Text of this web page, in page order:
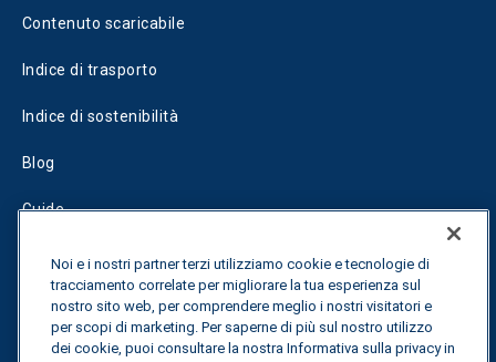
Contenuto scaricabile
Indice di trasporto
Indice di sostenibilità
Blog
Guide
Fuel Savings Calculator
Calcolatore di ottimizzazione dei trasporti
Tracciamento delle tariffe
Noi e i nostri partner terzi utilizziamo cookie e tecnologie di
tracciamento correlate per migliorare la tua esperienza sul
nostro sito web, per comprendere meglio i nostri visitatori e
per scopi di marketing. Per saperne di più sul nostro utilizzo
dei cookie, puoi consultare la nostra Informativa sulla privacy in